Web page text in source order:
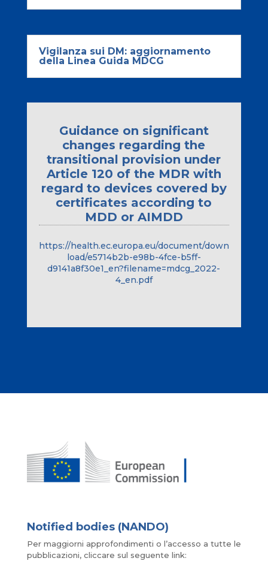
Vigilanza sui DM: aggiornamento
della Linea Guida MDCG
Guidance on significant
changes regarding the
transitional provision under
Article 120 of the MDR with
regard to devices covered by
certificates according to
MDD or AIMDD
https://health.ec.europa.eu/document/down
load/e5714b2b-e98b-4fce-b5ff-
d9141a8f30e1_en?filename=mdcg_2022-
4_en.pdf
Notified bodies (NANDO)
Per maggiorni approfondimenti o l’accesso a tutte le
pubblicazioni, cliccare sul seguente link: